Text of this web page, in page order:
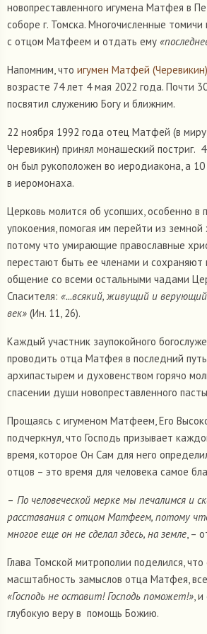
новопреставленного игумена Матфея в
соборе г. Томска. Многочисленные
с отцом Матфеем и отдать ему
Напомним, что игумен Матфей (Черевикин)
возрасте 74 лет 4 мая 2022 года. Почти
посвятил служению Богу и ближним.
22 ноября 1992 года отец Матфей (в
Черевикин) принял монашеский постриг.
он был рукоположен во иеродиакона, а
в иеромонаха.
Церковь молится об усопших, особенно в
упокоения, помогая им перейти из земной
потому что умирающие православные
перестают быть ее членами и сохраняют
общение со всеми остальными чадами
Спасителя: «...всякий, живущий и
век» (Ин. 11, 26).
Каждый участник заупокойного
проводить отца Матфея в последний
архипастырем и духовенством горячо
спасении души новопреставленного
Прощаясь с игуменом Матфеем, Его
подчеркнул, что Господь призывает
время, которое Он Сам для него
отцов – это время для человека самое
– По человеческой мерке мы печалимся и
расставания с отцом Матфеем, потому
многое еще он не сделал здесь, на земле, –
Глава Томской митрополии поделился,
масштабность замыслов отца Матфея,
«Господь не оставит! Господь поможет!»,
глубокую веру в помощь Божию.